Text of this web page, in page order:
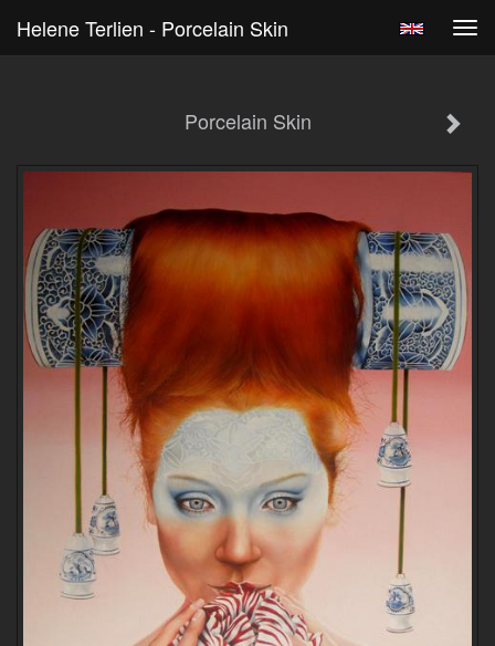
Helene Terlien - Porcelain Skin
Porcelain Skin